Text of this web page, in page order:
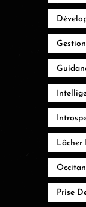
Lâcher
Prise